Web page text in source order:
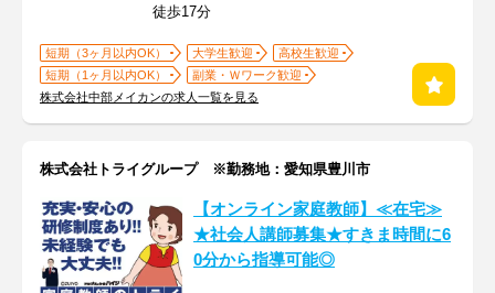
徒歩17分
短期（3ヶ月以内OK） 大学生歓迎
高校生歓迎
短期（1ヶ月以内OK）
副業・Ｗワーク歓迎
株式会社中部メイカンの求人一覧を見る
株式会社トライグループ ※勤務地：愛知県豊川市
【オンライン家庭教師】≪在宅≫
★社会人講師募集★すきま時間に6
0分から指導可能◎